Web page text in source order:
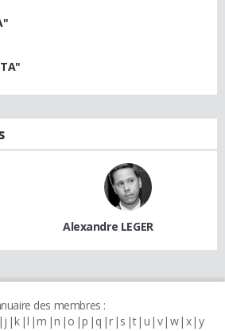
Alexandre LEGER
des membres :
j k l m n o p q r s t u v w x y